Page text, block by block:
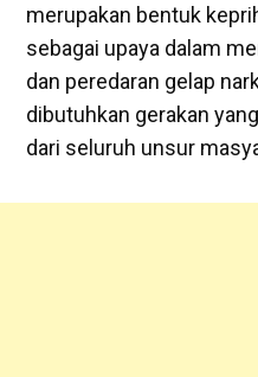
merupakan bentuk
sebagai upaya dalam
dan peredaran gelap
dibutuhkan gerakan
dari seluruh unsur